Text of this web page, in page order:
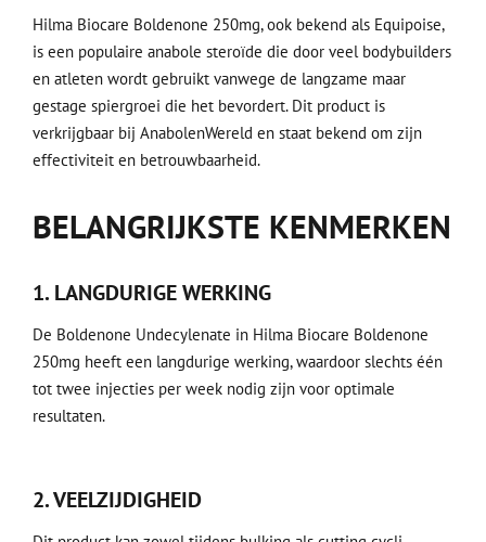
Hilma Biocare Boldenone 250mg, ook bekend als Equipoise,
is een populaire anabole steroïde die door veel bodybuilders
en atleten wordt gebruikt vanwege de langzame maar
gestage spiergroei die het bevordert. Dit product is
verkrijgbaar bij AnabolenWereld en staat bekend om zijn
effectiviteit en betrouwbaarheid.
BELANGRIJKSTE KENMERKEN
1. LANGDURIGE WERKING
De Boldenone Undecylenate in Hilma Biocare Boldenone
250mg heeft een langdurige werking, waardoor slechts één
tot twee injecties per week nodig zijn voor optimale
resultaten.
2. VEELZIJDIGHEID